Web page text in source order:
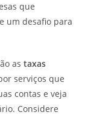
que
um desafio para
as taxas
serviços que
contas e veja
Considere